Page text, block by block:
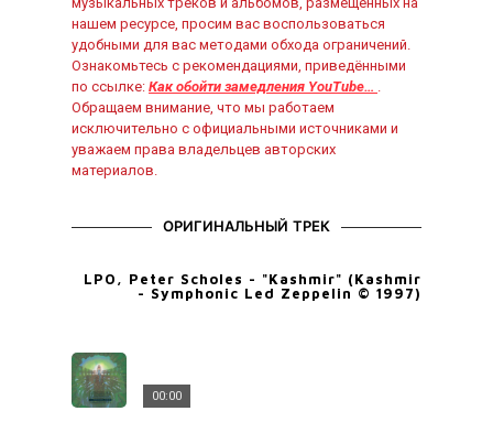
нашем ресурсе, просим вас воспользоваться
удобными для вас методами обхода ограничений.
Ознакомьтесь с рекомендациями, приведёнными
по ссылке: Как обойти замедления YouTube… .
Обращаем внимание, что мы работаем
исключительно с официальными источниками и
уважаем права владельцев авторских
материалов.
ОРИГИНАЛЬНЫЙ ТРЕК
LPO, Peter Scholes - "Kashmir" (Kashmir
- Symphonic Led Zeppelin © 1997)
00:00